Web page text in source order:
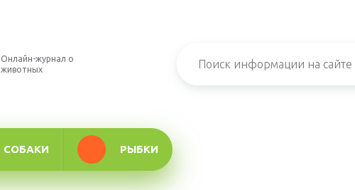
Онлайн-журнал о
животных
СОБАКИ РЫБКИ